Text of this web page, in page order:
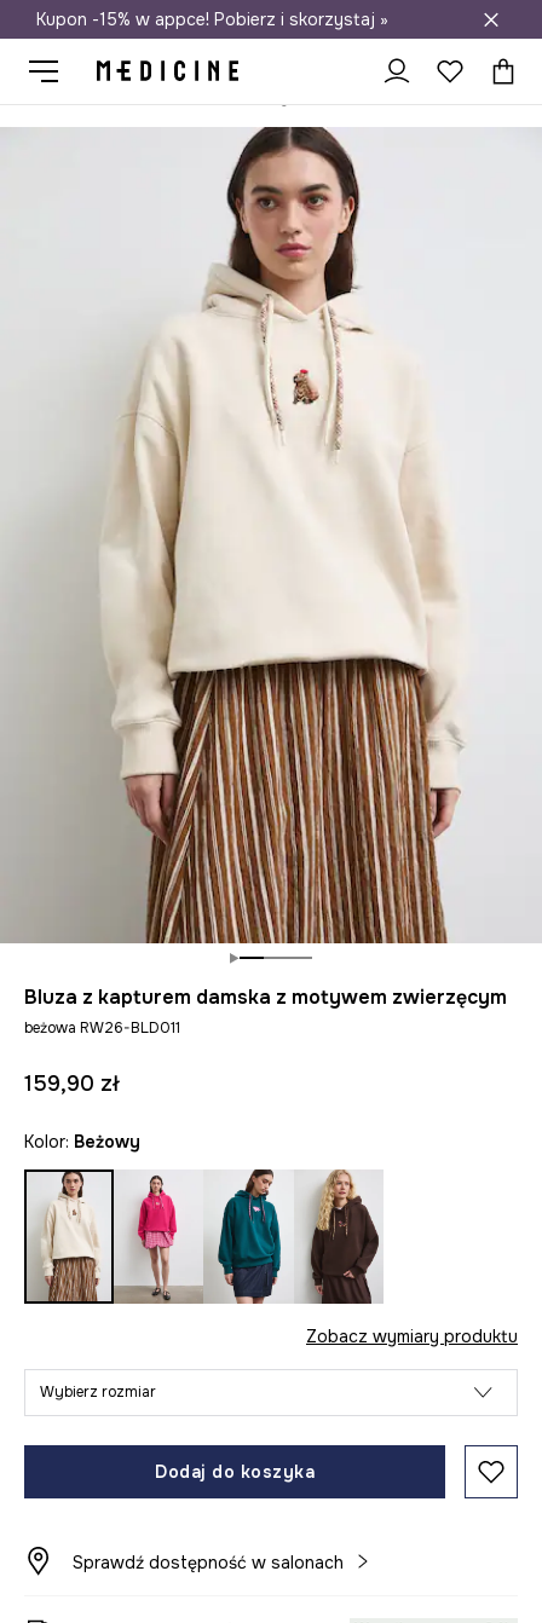
Darmowa dostawa do salonów
Kupon -15% w appce! Pobierz i skorzystaj »
Bluza z kapturem damska z motywem zwierzęcym
beżowa RW26-BLD011
159,90 zł
Kolor: beżowy
Zobacz wymiary produktu
Wybierz rozmiar
Dodaj do koszyka
Sprawdź dostępność w salonach